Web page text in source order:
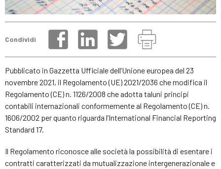
Condividi
Pubblicato in Gazzetta Ufficiale dell’Unione europea del 23
novembre 2021, il Regolamento (UE) 2021/2036 che modifica il
Regolamento (CE) n. 1126/2008 che adotta taluni principi
contabili internazionali conformemente al Regolamento (CE) n.
1606/2002 per quanto riguarda l’International Financial Reporting
Standard 17.
Il Regolamento riconosce alle società la possibilità di esentare i
contratti caratterizzati da mutualizzazione intergenerazionale e